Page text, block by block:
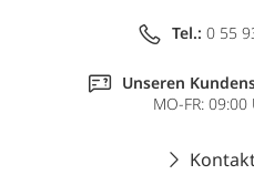
Tel.: 0 55
Unseren
MO-FR: